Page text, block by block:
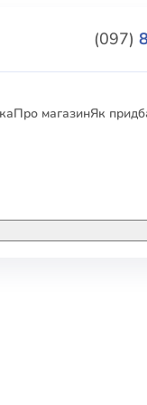
(097)
Про магазинЯк